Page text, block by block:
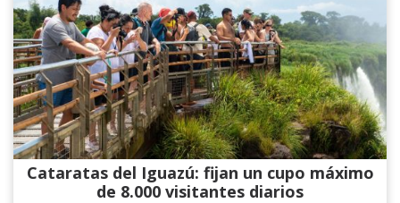
Cataratas del Iguazú: fijan un cupo máximo
de 8.000 visitantes diarios